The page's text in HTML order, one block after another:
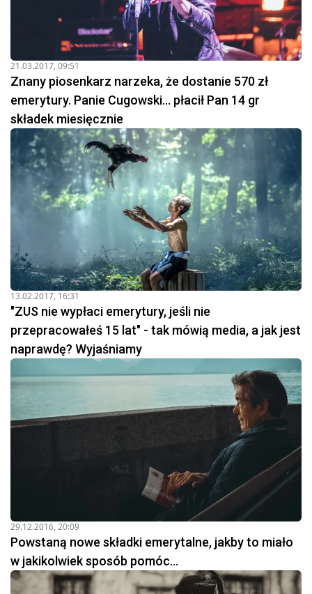
21.03.2017, 09:51
Znany piosenkarz narzeka, że dostanie 570 zł
emerytury. Panie Cugowski... płacił Pan 14 gr
składek miesięcznie
13.02.2017, 16:31
"ZUS nie wypłaci emerytury, jeśli nie
przepracowałeś 15 lat" - tak mówią media, a jak jest
naprawdę? Wyjaśniamy
29.12.2016, 20:09
Powstaną nowe składki emerytalne, jakby to miało
w jakikolwiek sposób pomóc...